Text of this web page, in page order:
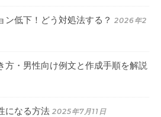
ン低下！どう対処法する？ 2026年2
方・男性向け例文と作成手順を解説
になる方法 2025年7月11日